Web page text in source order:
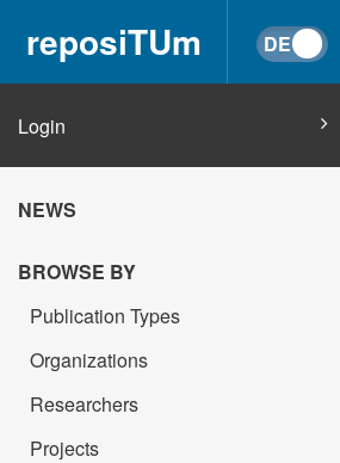
reposiTUm
Login
NEWS
BROWSE BY
Publication Types
Organizations
Researchers
Projects